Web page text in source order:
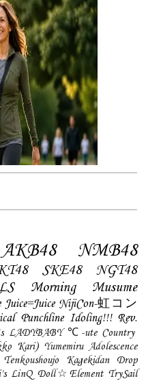
AKB48 NMB48
SKE48
NGT48
Morning Musume
Juice=Juice NijiCon-虹コン
Punchline Idoling!!! Rev.
LADYBABY ℃-ute Country
Kari) Yumemiru Adolescence
Tenkoushoujo Kagekidan
Drop
LinQ Doll☆Element TrySail